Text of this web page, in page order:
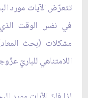
تتعرّض الآيات مورد
في نفس الوقت
مشكلات (بحث
اللامتناهي للباريّ